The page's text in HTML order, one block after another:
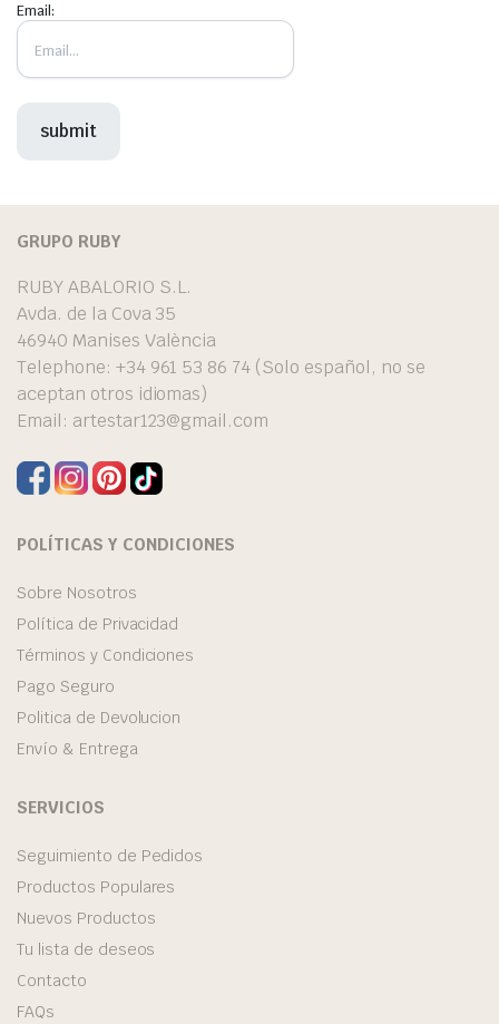
Email:
GRUPO RUBY
RUBY ABALORIO S.L.
Avda. de la Cova 35
46940 Manises València
Telephone: +34 961 53 86 74 (Solo español, no se
aceptan otros idiomas)
Email: artestar123@gmail.com
POLÍTICAS Y CONDICIONES
Sobre Nosotros
Política de Privacidad
Términos y Condiciones
Pago Seguro
Politica de Devolucion
Envío & Entrega
SERVICIOS
Seguimiento de Pedidos
Productos Populares
Nuevos Productos
Tu lista de deseos
Contacto
FAQs